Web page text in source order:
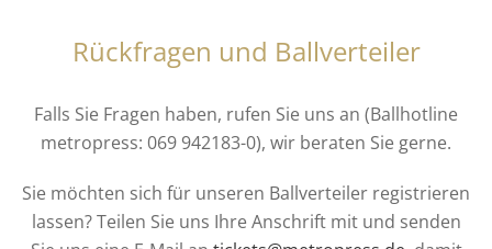
Rückfragen und Ballverteiler
Falls Sie Fragen haben, rufen Sie uns an (Ballhotline
metropress: 069 942183-0), wir beraten Sie gerne.
Sie möchten sich für unseren Ballverteiler registrieren
lassen? Teilen Sie uns Ihre Anschrift mit und senden